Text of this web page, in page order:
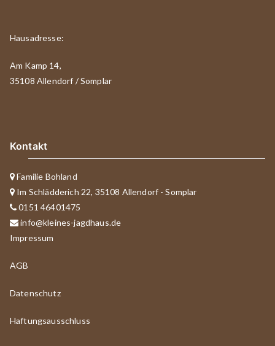
Hausadresse:
Am Kamp 14,
35108 Allendorf / Somplar
Kontakt
Familie Bohland
Im Schlädderich 22, 35108 Allendorf - Somplar
0151 46401475
info@kleines-jagdhaus.de
Impressum
AGB
Datenschutz
Haftungsausschluss